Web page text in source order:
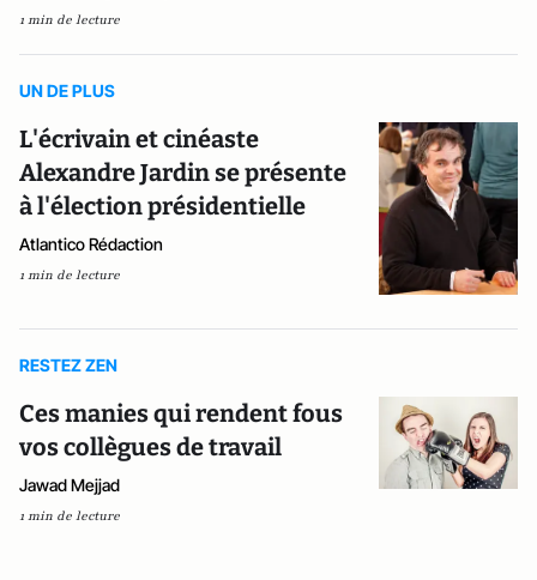
1 min de lecture
UN DE PLUS
L'écrivain et cinéaste
Alexandre Jardin se présente
à l'élection présidentielle
Atlantico Rédaction
1 min de lecture
RESTEZ ZEN
Ces manies qui rendent fous
vos collègues de travail
Jawad Mejjad
1 min de lecture